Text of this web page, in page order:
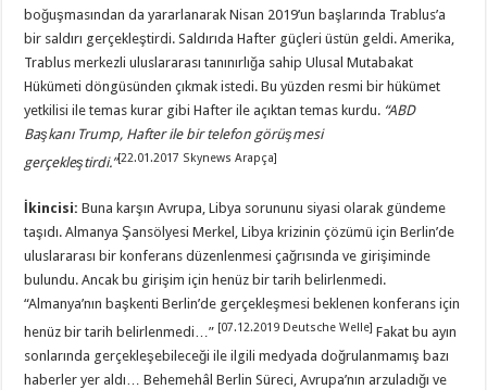
boğuşmasından da yararlanarak Nisan 2019’un başlarında Trablus’a
bir saldırı gerçekleştirdi. Saldırıda Hafter güçleri üstün geldi. Amerika,
Trablus merkezli uluslararası tanınırlığa sahip Ulusal Mutabakat
Hükümeti döngüsünden çıkmak istedi. Bu yüzden resmi bir hükümet
yetkilisi ile temas kurar gibi Hafter ile açıktan temas kurdu. “ABD
Başkanı Trump, Hafter ile bir telefon görüşmesi
gerçekleştirdi.”[22.01.2017 Skynews Arapça]
İkincisi: Buna karşın Avrupa, Libya sorununu siyasi olarak gündeme
taşıdı. Almanya Şansölyesi Merkel, Libya krizinin çözümü için Berlin’de
uluslararası bir konferans düzenlenmesi çağrısında ve girişiminde
bulundu. Ancak bu girişim için henüz bir tarih belirlenmedi.
“Almanya’nın başkenti Berlin’de gerçekleşmesi beklenen konferans için
henüz bir tarih belirlenmedi…” [07.12.2019 Deutsche Welle] Fakat bu ayın
sonlarında gerçekleşebileceği ile ilgili medyada doğrulanmamış bazı
haberler yer aldı… Behemehâl Berlin Süreci, Avrupa’nın arzuladığı ve